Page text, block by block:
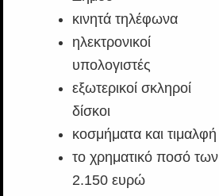
κινητά τηλέφωνα
ηλεκτρονικοί
υπολογιστές
εξωτερικοί σκληροί
δίσκοι
κοσμήματα και τιμαλφή
το χρηματικό ποσό των
2.150 ευρώ